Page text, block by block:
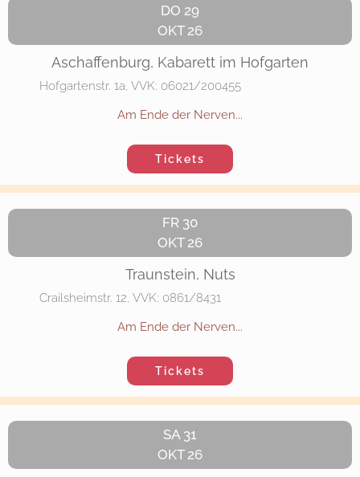
DO 29
OKT 26
Aschaffenburg, Kabarett im Hofgarten
Hofgartenstr. 1a, VVK: 06021/200455
Am Ende der Nerven...
Tickets
FR 30
OKT 26
Traunstein, Nuts
Crailsheimstr. 12, VVK: 0861/8431
Am Ende der Nerven...
Tickets
SA 31
OKT 26